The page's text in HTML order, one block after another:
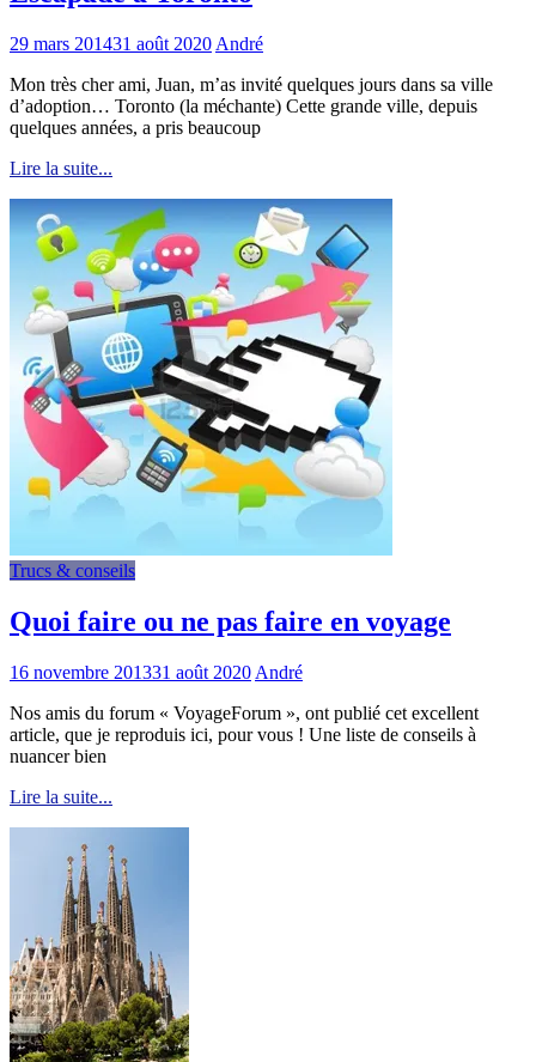
29 mars 201431 août 2020 André
Mon très cher ami, Juan, m’as invité quelques jours dans sa ville
d’adoption… Toronto (la méchante) Cette grande ville, depuis
quelques années, a pris beaucoup
Lire la suite...
Trucs & conseils
Quoi faire ou ne pas faire en voyage
16 novembre 201331 août 2020 André
Nos amis du forum « VoyageForum », ont publié cet excellent
article, que je reproduis ici, pour vous ! Une liste de conseils à
nuancer bien
Lire la suite...